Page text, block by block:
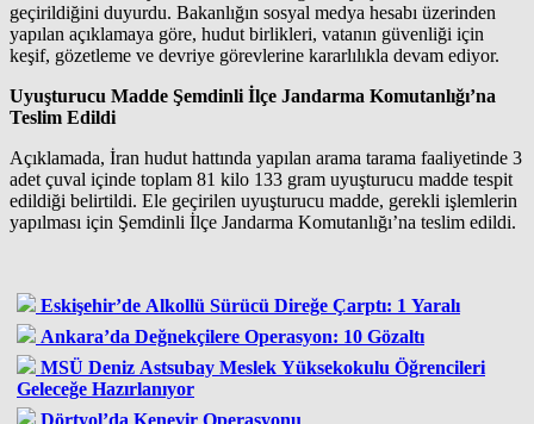
geçirildiğini duyurdu. Bakanlığın sosyal medya hesabı üzerinden
yapılan açıklamaya göre, hudut birlikleri, vatanın güvenliği için
keşif, gözetleme ve devriye görevlerine kararlılıkla devam ediyor.
Uyuşturucu Madde Şemdinli İlçe Jandarma Komutanlığı’na
Teslim Edildi
Açıklamada, İran hudut hattında yapılan arama tarama faaliyetinde 3
adet çuval içinde toplam 81 kilo 133 gram uyuşturucu madde tespit
edildiği belirtildi. Ele geçirilen uyuşturucu madde, gerekli işlemlerin
yapılması için Şemdinli İlçe Jandarma Komutanlığı’na teslim edildi.
Eskişehir’de Alkollü Sürücü Direğe Çarptı: 1 Yaralı
Ankara’da Değnekçilere Operasyon: 10 Gözaltı
MSÜ Deniz Astsubay Meslek Yüksekokulu Öğrencileri
Geleceğe Hazırlanıyor
Dörtyol’da Kenevir Operasyonu